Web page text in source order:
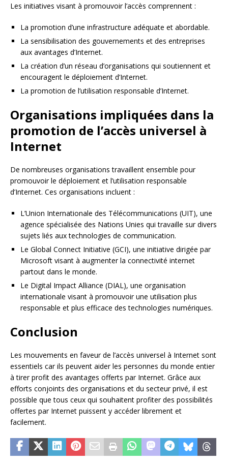
Les initiatives visant à promouvoir l’accès comprennent :
La promotion d’une infrastructure adéquate et abordable.
La sensibilisation des gouvernements et des entreprises
aux avantages d’Internet.
La création d’un réseau d’organisations qui soutiennent et
encouragent le déploiement d’Internet.
La promotion de l’utilisation responsable d’Internet.
Organisations impliquées dans la
promotion de l’accès universel à
Internet
De nombreuses organisations travaillent ensemble pour
promouvoir le déploiement et l’utilisation responsable
d’Internet. Ces organisations incluent :
L’Union Internationale des Télécommunications (UIT), une
agence spécialisée des Nations Unies qui travaille sur divers
sujets liés aux technologies de communication.
Le Global Connect Initiative (GCI), une initiative dirigée par
Microsoft visant à augmenter la connectivité internet
partout dans le monde.
Le Digital Impact Alliance (DIAL), une organisation
internationale visant à promouvoir une utilisation plus
responsable et plus efficace des technologies numériques.
Conclusion
Les mouvements en faveur de l’accès universel à Internet sont
essentiels car ils peuvent aider les personnes du monde entier
à tirer profit des avantages offerts par Internet. Grâce aux
efforts conjoints des organisations et du secteur privé, il est
possible que tous ceux qui souhaitent profiter des possibilités
offertes par Internet puissent y accéder librement et
facilement.